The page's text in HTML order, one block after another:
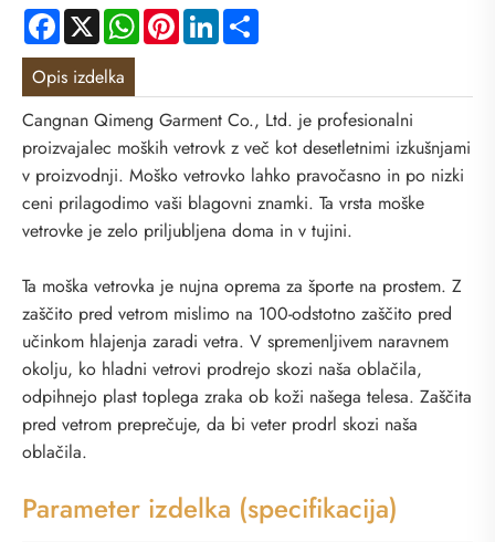
Facebook
X WhatsApp
PinterestLinkedIn
Opis izdelka
Cangnan Qimeng Garment Co., Ltd. je profesionalni
proizvajalec moških vetrovk z več kot desetletnimi izkušnjami
v proizvodnji. Moško vetrovko lahko pravočasno in po nizki
ceni prilagodimo vaši blagovni znamki. Ta vrsta moške
vetrovke je zelo priljubljena doma in v tujini.
Ta moška vetrovka je nujna oprema za športe na prostem. Z
zaščito pred vetrom mislimo na 100-odstotno zaščito pred
učinkom hlajenja zaradi vetra. V spremenljivem naravnem
okolju, ko hladni vetrovi prodrejo skozi naša oblačila,
odpihnejo plast toplega zraka ob koži našega telesa. Zaščita
pred vetrom preprečuje, da bi veter prodrl skozi naša
oblačila.
Parameter izdelka (specifikacija)